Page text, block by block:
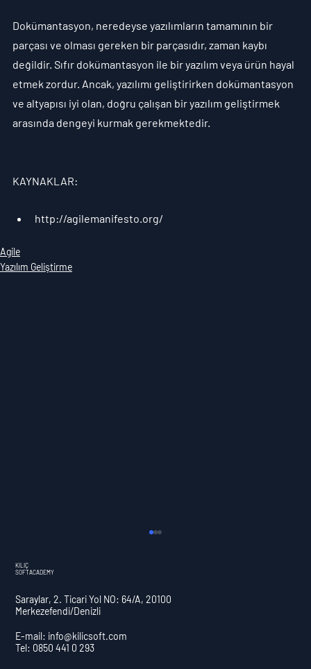
Dokümantasyon, neredeyse yazılımların tamamının bir
parçası ve olması gereken bir parçasıdır, zaman kaybı
değildir. Sıfır dokümantasyon ile bir yazılım veya ürün hayal
etmek zordur. Ancak, yazılımı geliştirirken dokümantasyon
ve altyapısı iyi olan, doğru çalışan bir yazılım geliştirmek
arasında dengeyi kurmak gerekmektedir.
KAYNAKLAR:
http://agilemanifesto.org/
Agile
Yazılım Geliştirme
Saraylar, 2. Ticari Yol NO: 64/A, 20100
Merkezefendi/Denizli
KILIÇ
SOFTACADEMY
E-mail: info@kilicsoft.com
Tel: 0850 441 0 293